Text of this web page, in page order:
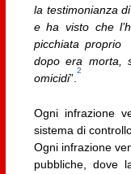
la testimonianza
e ha visto che
picchiata proprio
dopo era morta,
omicidi”.
2
Ogni infrazione
sistema di
Ogni infrazione
pubbliche, dove